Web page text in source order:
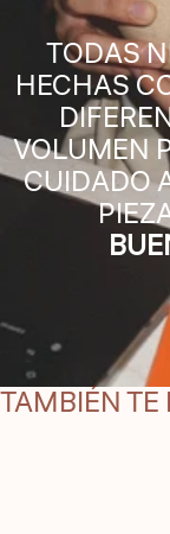
TODAS
HECHAS
VOLUMEN
CUIDADO
TAMBIÉN